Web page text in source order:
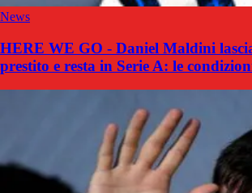
News
HERE WE GO - Daniel Maldini
prestito e resta in Serie A: le